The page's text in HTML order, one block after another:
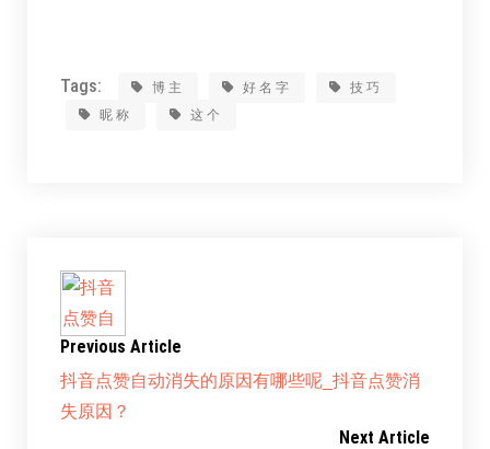
Tags: 博主 好名字
技巧
昵称
这个
Previous Article
抖音点赞自动消失的原因有哪些呢_抖音点赞消
失原因？
Next Article